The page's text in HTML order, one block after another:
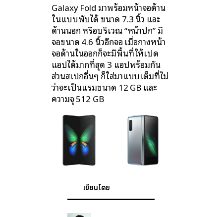
Galaxy Fold มาพร้อมหน้าจอด้าน
ในแบบพับได้ ขนาด 7.3 นิ้ว และ
ด้านนอก หรือบริเวณ “หน้าปก” มี
จอขนาด 4.6 นิ้วอีกจอ เมื่อกางหน้า
จอด้านในออกก็จะมีพื้นที่ให้เปิด
แอปได้มากที่สุด 3 แอปพร้อมกัน
ส่วนสเปกอื่นๆ ก็ใส่มาแบบเต็มที่ไม่
ว่าจะเป็นแรมขนาด 12 GB และ
ความจุ 512 GB
เขียนโดย